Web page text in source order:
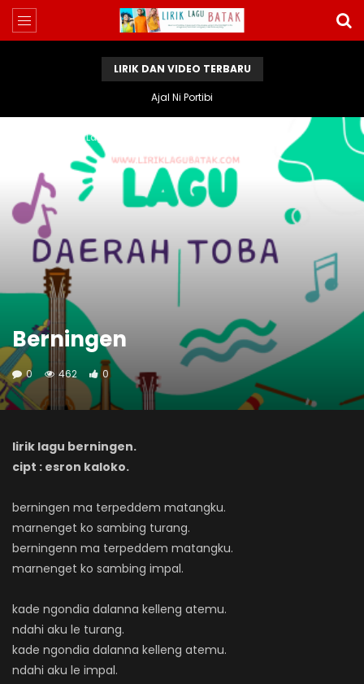
LIRIK DAN VIDEO TERBARU
Ajal Ni Portibi
Lirik Lagu Batak
Berningen
0 462 0
lirik lagu berningen.
cipt : esron kaloko.
berningen ma terpeddem matangku.
marnenget ko sambing turang.
berningenn ma terpeddem matangku.
marnenget ko sambing impal.
kade ngondia dalanna kelleng atemu.
ndahi aku le turang.
kade ngondia dalanna kelleng atemu.
ndahi aku le impal.